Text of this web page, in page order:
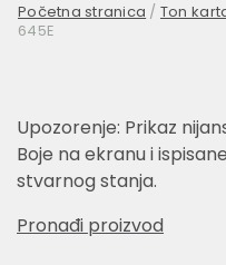
Početna stranica / Ton
645E
Upozorenje: Prikaz
Boje na ekranu i
stvarnog stanja.
Pronađi proizvod